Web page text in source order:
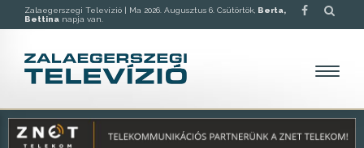
Zalaegerszegi Televízió | Ma 2026. Augusztus 6. Csütörtök, Berta,
Bettina napja van.